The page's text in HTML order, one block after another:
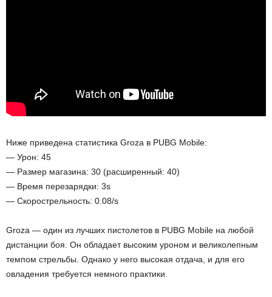
Ниже приведена статистика Groza в PUBG Mobile:
— Урон: 45
— Размер магазина: 30 (расширенный: 40)
— Время перезарядки: 3s
— Скорострельность: 0.08/s
Groza — один из лучших пистолетов в PUBG Mobile на любой
дистанции боя. Он обладает высоким уроном и великолепным
темпом стрельбы. Однако у него высокая отдача, и для его
овладения требуется немного практики.